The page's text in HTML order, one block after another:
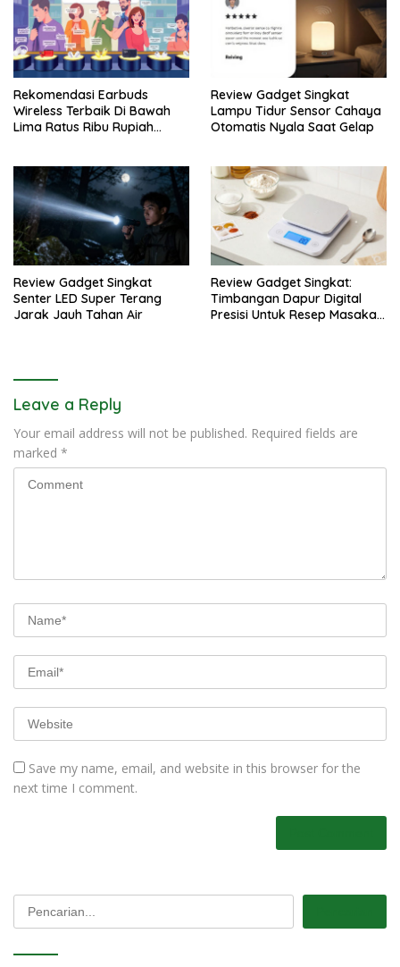
Rekomendasi Earbuds
Wireless Terbaik Di Bawah
Lima Ratus Ribu Rupiah
Review Gadget Singkat
Lampu Tidur Sensor Cahaya
Otomatis Nyala Saat Gelap
Review Gadget Singkat
Senter LED Super Terang
Jarak Jauh Tahan Air
Review Gadget Singkat:
Timbangan Dapur Digital
Presisi Untuk Resep Masakan
Leave a Reply
Your email address will not be published. Required fields are
marked *
Save my name, email, and website in this browser for the
next time I comment.
Pencarian